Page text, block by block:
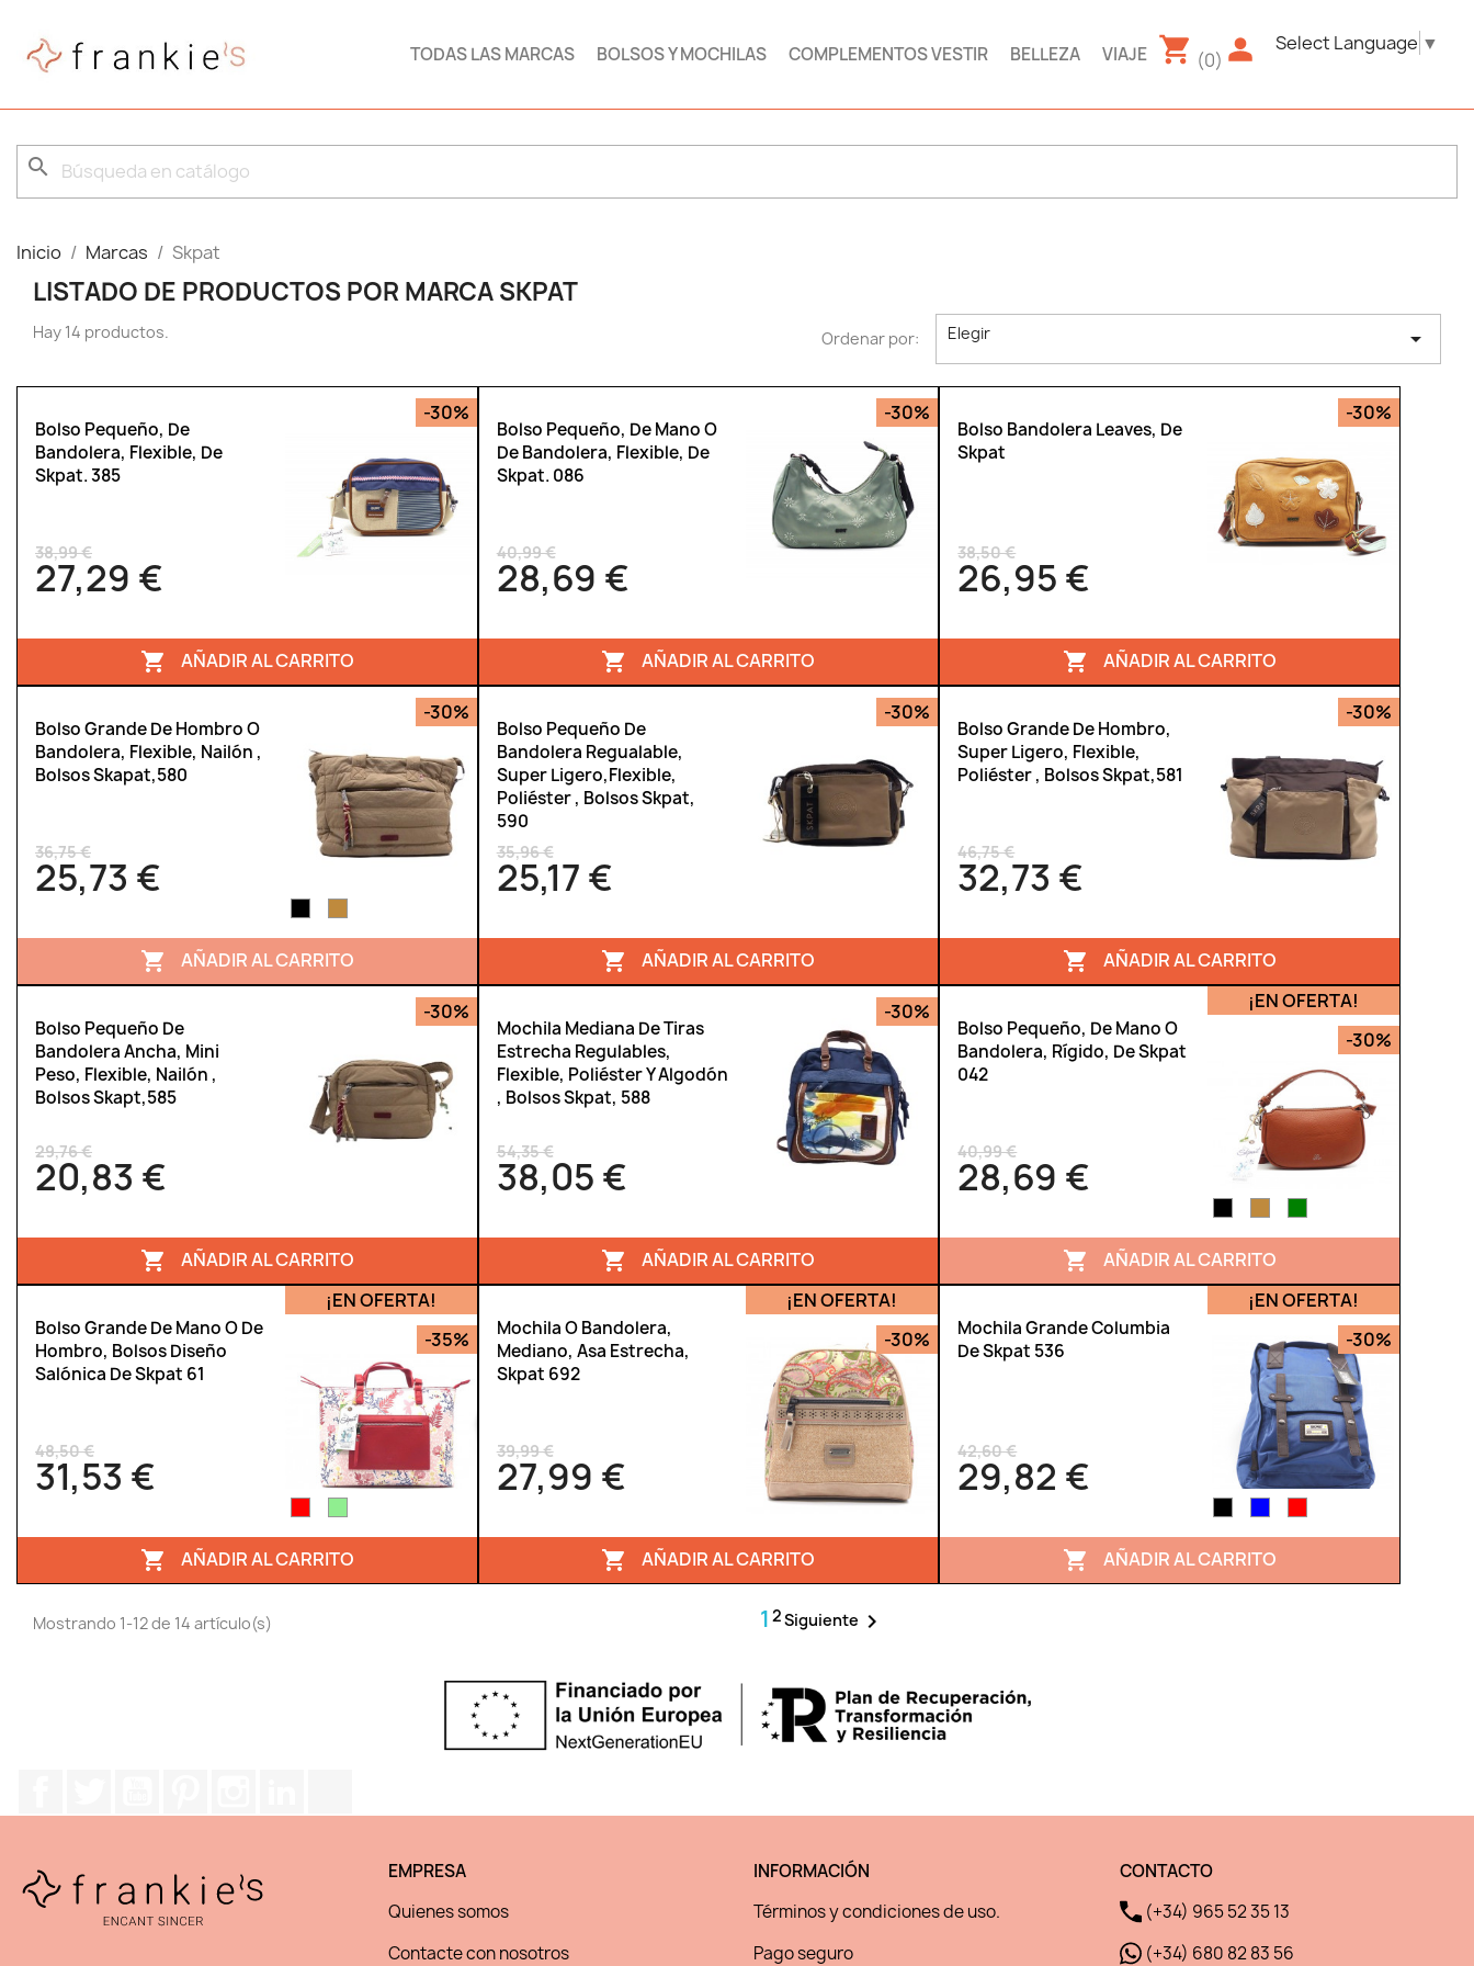
TODAS LAS MARCAS BOLSOS Y MOCHILAS COMPLEMENTOS VESTIR BELLEZA VIAJE (0)
Select Language ▼
search
Inicio Marcas Skpat
LISTADO DE PRODUCTOS POR MARCA SKPAT
Hay 14 productos. Ordenar por: Elegir 
Bolso Pequeño, De
Bandolera, Flexible, De
Skpat. 385
38,99 €
27,29 €
-30%
 AÑADIR AL CARRITO
Bolso Pequeño, De Mano O
De Bandolera, Flexible, De
Skpat. 086
40,99 €
28,69 €
-30%
 AÑADIR AL CARRITO
Bolso Bandolera Leaves, De
Skpat
38,50 €
26,95 €
-30%
 AÑADIR AL CARRITO
Bolso Grande De Hombro O
Bandolera, Flexible, Nailón ,
Bolsos Skapat,580
36,75 €
25,73 €
-30%
 AÑADIR AL CARRITO
Bolso Pequeño De
Bandolera Regualable,
Super Ligero,flexible,
Poliéster , Bolsos Skpat,
590
35,96 €
25,17 €
-30%
 AÑADIR AL CARRITO
Bolso Grande De Hombro,
Super Ligero, Flexible,
Poliéster , Bolsos Skpat,581
46,75 €
32,73 €
-30%
 AÑADIR AL CARRITO
Bolso Pequeño De
Bandolera Ancha, Mini
Peso, Flexible, Nailón ,
Bolsos Skapt,585
29,76 €
20,83 €
-30%
 AÑADIR AL CARRITO
Mochila Mediana De Tiras
Estrecha Regulables,
Flexible, Poliéster Y Algodón
, Bolsos Skpat, 588
54,35 €
38,05 €
-30%
 AÑADIR AL CARRITO
Bolso Pequeño, De Mano O
Bandolera, Rígido, De Skpat
042
40,99 €
28,69 €
¡EN OFERTA!
-30%
 AÑADIR AL CARRITO
Bolso Grande De Mano O De
Hombro, Bolsos Diseño
Salónica De Skpat 61
48,50 €
31,53 €
¡EN OFERTA!
-35%
 AÑADIR AL CARRITO
Mochila O Bandolera,
Mediano, Asa Estrecha,
Skpat 692
39,99 €
27,99 €
¡EN OFERTA!
-30%
 AÑADIR AL CARRITO
Mochila Grande Columbia
De Skpat 536
42,60 €
29,82 €
¡EN OFERTA!
-30%
 AÑADIR AL CARRITO
Mostrando 1-12 de 14 artículo(s) 1 2Siguiente 
EMPRESA
Quienes somos
Contacte con nosotros
INFORMACIÓN
Términos y condiciones de uso.
Pago seguro
CONTACTO
(+34) 965 52 35 13
(+34) 680 82 83 56